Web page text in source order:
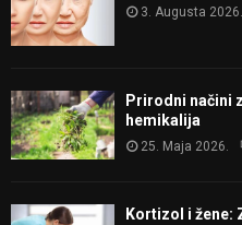
3. Augusta 2026.
Prirodni načini
hemikalija
25. Maja 2026.
Kortizol i žene: